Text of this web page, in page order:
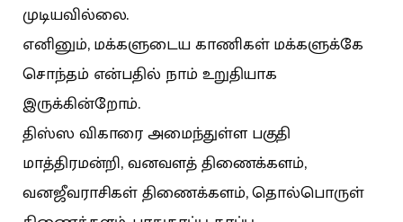
முடியவில்லை.
எனினும், மக்களுடைய காணிகள் மக்களுக்கே
சொந்தம் என்பதில் நாம் உறுதியாக
இருக்கின்றோம்.
திஸ்ஸ விகாரை அமைந்துள்ள பகுதி
மாத்திரமன்றி, வனவளத் திணைக்களம்,
வனஜீவராசிகள் திணைக்களம், தொல்பொருள்